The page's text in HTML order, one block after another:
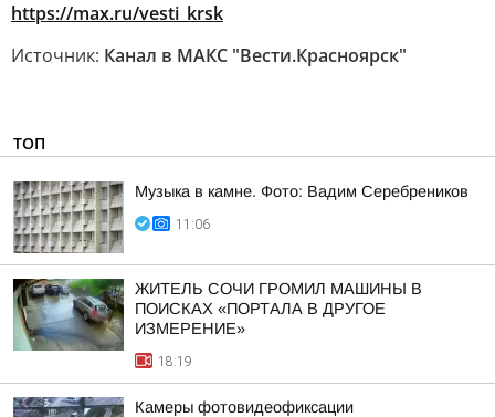
https://max.ru/vesti_krsk
Источник: Канал в МАКС "Вести.Красноярск"
ТОП
Музыка в камне. Фото: Вадим Серебреников
11:06
ЖИТЕЛЬ СОЧИ ГРОМИЛ МАШИНЫ В
ПОИСКАХ «ПОРТАЛА В ДРУГОЕ
ИЗМЕРЕНИЕ»
18:19
Камеры фотовидеофиксации